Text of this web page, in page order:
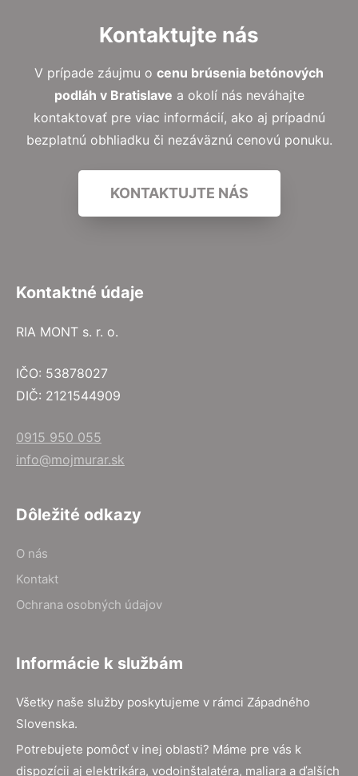
Kontaktujte nás
V prípade záujmu o cenu brúsenia betónových
podláh v Bratislave a okolí nás neváhajte
kontaktovať pre viac informácií, ako aj prípadnú
bezplatnú obhliadku či nezáväznú cenovú ponuku.
KONTAKTUJTE NÁS
Kontaktné údaje
RIA MONT s. r. o.
IČO: 53878027
DIČ: 2121544909
0915 950 055
info@mojmurar.sk
Dôležité odkazy
O nás
Kontakt
Ochrana osobných údajov
Informácie k službám
Všetky naše služby poskytujeme v rámci Západného
Slovenska.
Potrebujete pomôcť v inej oblasti? Máme pre vás k
dispozícii aj elektrikára, vodoinštalatéra, maliara a ďalších